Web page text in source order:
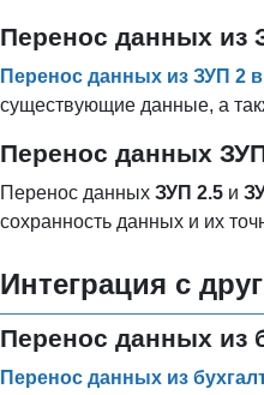
Перенос данных
Перенос данных из ЗУП 2
существующие данные, а
Перенос данных
Перенос данных ЗУП 2.5 и
сохранность данных и их
Интеграция с
Перенос данных из
Перенос данных из